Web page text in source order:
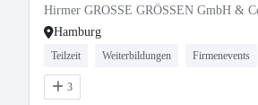
Hirmer GROSSE GRÖSSEN GmbH &
Hamburg
Teilzeit Weiterbildungen Firmenevents
3